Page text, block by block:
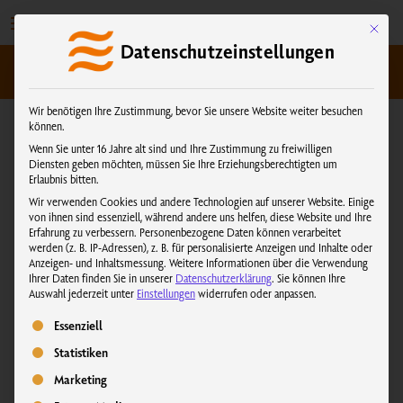
Inhalt
springen
kundenservice@physiotherm.com
Schreinerei Martin
Bücherl
Sie sehen gerade einen Platzhalterinhalt von
den eigentlichen Inhalt zuzugreifen, klicken Sie auf die Schaltfläche
unten. Bitte beachten Sie, dass dabei Daten an Drittanbieter
Mit
Datenschutzeinstellungen
Wir benötigen Ihre Zustimmung, bevor Sie unsere Website weiter besuchen
können.
Wenn Sie unter 16 Jahre alt sind und Ihre Zustimmung zu freiwilligen
Diensten geben möchten, müssen Sie Ihre Erziehungsberechtigten um
Erlaubnis bitten.
Wir verwenden Cookies und andere Technologien auf unserer Website. Einige
von ihnen sind essenziell, während andere uns helfen, diese Website und Ihre
Erfahrung zu verbessern. Personenbezogene Daten können verarbeitet
werden (z. B. IP-Adressen), z. B. für personalisierte Anzeigen und Inhalte oder
Anzeigen- und Inhaltsmessung. Weitere Informationen über die Verwendung
Ihrer Daten finden Sie in unserer Datenschutzerklärung. Sie können Ihre
Auswahl jederzeit unter Einstellungenwiderrufen oder anpassen.
Es folgt eine Liste der Service-Gruppen, für die eine Einwilligung erteilt
Essenziell
Statistiken
Marketing